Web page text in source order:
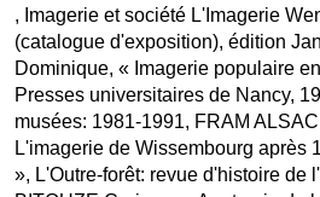
, Imagerie et société L'Imagerie
(catalogue d'exposition), édition
Dominique, « Imagerie populaire
Presses universitaires de Nancy,
musées: 1981-1991, FRAM
L'imagerie de Wissembourg après
», L'Outre-forêt: revue d'histoire de